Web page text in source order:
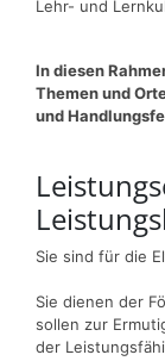
Lehr- und
In diesen
Themen und
und
Sie sind für die
Sie dienen der
sollen zur
der